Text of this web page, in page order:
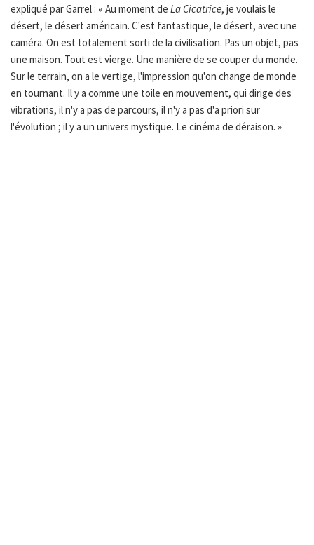
expliqué par Garrel : « Au moment de La Cicatrice, je voulais le
désert, le désert américain. C'est fantastique, le désert, avec une
caméra. On est totalement sorti de la civilisation. Pas un objet, pas
une maison. Tout est vierge. Une manière de se couper du monde.
Sur le terrain, on a le vertige, l'impression qu'on change de monde
en tournant. Il y a comme une toile en mouvement, qui dirige des
vibrations, il n'y a pas de parcours, il n'y a pas d'a priori sur
l'évolution ; il y a un univers mystique. Le cinéma de déraison. »